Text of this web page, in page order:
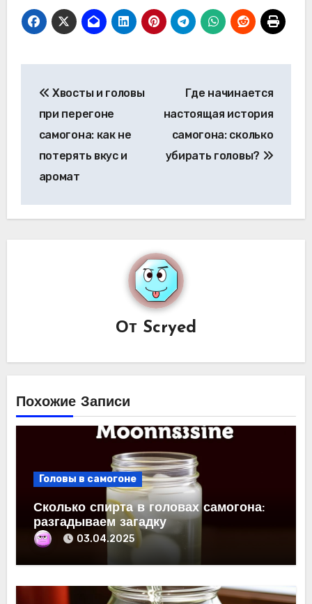
по
записям
Хвосты и головы
при перегоне
самогона: как не
потерять вкус и
аромат
Где начинается
настоящая история
самогона: сколько
убирать головы?
От Scryed
Похожие Записи
Головы в самогоне
Сколько спирта в головах самогона:
разгадываем загадку
03.04.2025